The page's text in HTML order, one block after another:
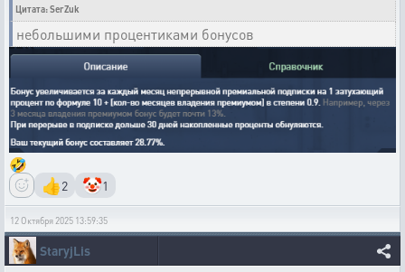
Цитата: SerZuk
небольшими процентиками бонусов
🤣
👍2 🤡1
12 Октября 2025 13:59:35
StaryjLis